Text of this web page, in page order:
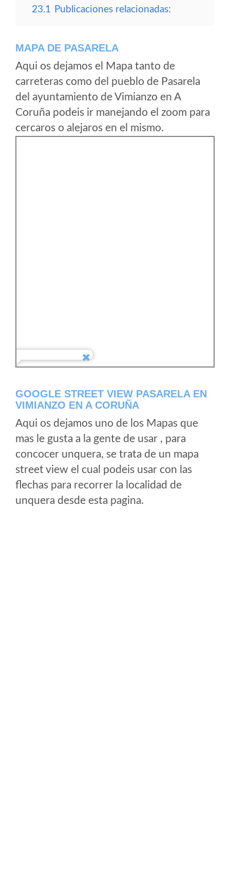
23.1 Publicaciones relacionadas:
MAPA DE PASARELA
Aqui os dejamos el Mapa tanto de
carreteras como del pueblo de Pasarela
del ayuntamiento de Vimianzo en A
Coruña podeis ir manejando el zoom para
cercaros o alejaros en el mismo.
GOOGLE STREET VIEW PASARELA EN
VIMIANZO EN A CORUÑA
Aqui os dejamos uno de los Mapas que
mas le gusta a la gente de usar , para
concocer unquera, se trata de un mapa
street view el cual podeis usar con las
flechas para recorrer la localidad de
unquera desde esta pagina.